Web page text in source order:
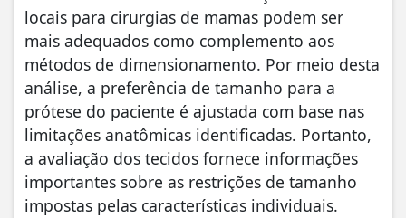
locais para cirurgias de mamas podem ser
mais adequados como complemento aos
métodos de dimensionamento. Por meio desta
análise, a preferência de tamanho para a
prótese do paciente é ajustada com base nas
limitações anatômicas identificadas. Portanto,
a avaliação dos tecidos fornece informações
importantes sobre as restrições de tamanho
impostas pelas características individuais.